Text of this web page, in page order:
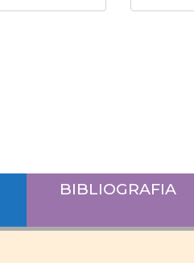
BIBLIOGRAFIA